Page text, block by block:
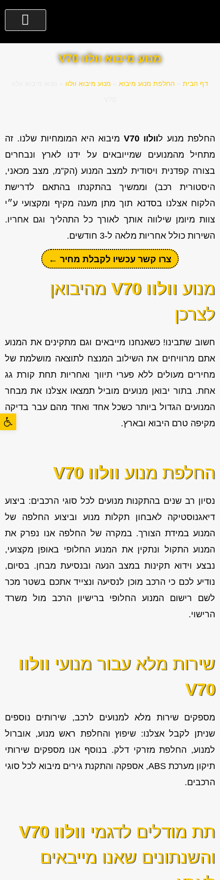
פתח
מנוע מיבוא וולוו V70
דף הבית החלפת מנוע מיבוא מנוע מיבוא וולוו
החלפת מנוע לוולוו V70
מיבוא היא המומחיות שלנו. זה
מתחיל מהמנועים שמייובאים על ידנו לארץ ונבחרים
בצורה קפדנית ויסודית למצב המנוע (הק”מ, מצב מכאני,
היסטורית רכב) וממשיך בהתקנתו בהתאם לדרישת
הלקוח אצלנו בסדנא תוך מתן מענה מקיף ומקצועי ע״י
צוות מיומן שילווה אותך לאורך כל התהליך וגם אחריו.
השירות כולל אחריות מלאה ל-3 חודשים.
צרו קשר עכשיו לקבלת מחיר ←
מנוע וולוו V70
מהיבואן
לצרכן
חשוב שתבינו! כשאנחנו מייבאים וגם מתקינים את המנוע
אתם מרוויחים את השילוב המנצח לתוצאה מושלמת של
מחירים מעולים ללא פערי תיווך ואחריות תחת קורת גג
אחת. בתור יבואן מנועים מוביל תמצאו אצלנו את מבחר
המנועים הגדול ביותר כשכל אחד ואחד מהם עבר בדיקה
מקיפה טרם היבוא ובארץ.
החלפת מנוע וולוו V70
נסיון רב שנים בהתקנות מנועים לכל סוגי הרכבים: ביצוע
דיאגנוסטיקה לאבחון תקלות מנוע וביצוע החלפה של
המנוע במידת הצורך. במקרה של החלפה אנו נפרק את
המנוע התקול ונתקין את המנוע החלופי באופן מקצועי,
נבצע וידוא תקינות במצב הנעה ובנסיעת מבחן. בסיום,
נודיע לכם כי הרכב מוכן לנסיעה ונצייד אתכם בשטר מכר
לשם רישום המנוע החלופי ברישיון הרכב מול משרד
הרישוי.
שירות מלא עבור מנועי וולוו
V70
מספקים שירות מלא למנועים לרכב, שירותים נוספים
שניתן לקבל אצלנו: שיפוץ והחלפת ראש מנוע, אוברול
למנוע, החלפת מזרקי דלק. בנוסף אנו מספקים שירותי
תיקון מערכת ABS, אספקה והתקנת גירים מיבוא לכל סוגי
הרכבים.
תת מודלים לדגמי וולוו V70
והשנתונים שאנו מייבאים